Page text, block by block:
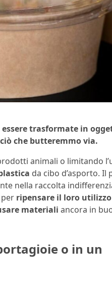
essere trasformate in
che butteremmo via.
animali o limitando
da cibo d’asporto. Il
nella raccolta
ripensare il loro utilizzo
materiali ancora in
o in un